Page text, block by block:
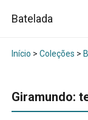
Batelada
Início > Coleções >
Giramundo: